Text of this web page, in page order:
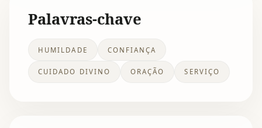
Palavras-chave
HUMILDADE CONFIANÇA
CUIDADO DIVINO ORAÇÃO SERVIÇO